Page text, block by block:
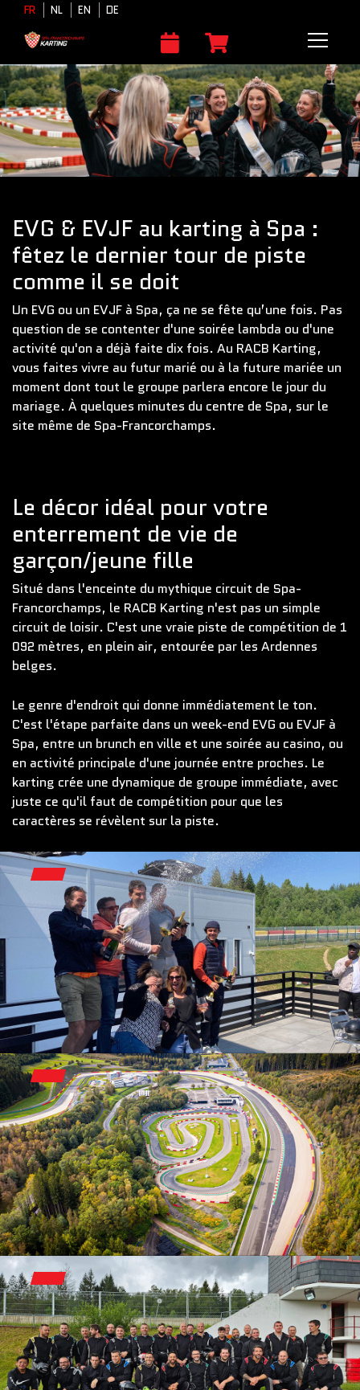
FR NL EN DE
EVG & EVJF au karting à Spa :
fêtez le dernier tour de piste
comme il se doit
Un EVG ou un EVJF à Spa, ça ne se fête qu’une fois. Pas
question de se contenter d'une soirée lambda ou d'une
activité qu'on a déjà faite dix fois. Au RACB Karting,
vous faites vivre au futur marié ou à la future mariée un
moment dont tout le groupe parlera encore le jour du
mariage. À quelques minutes du centre de Spa, sur le
site même de Spa-Francorchamps.
Le décor idéal pour votre
enterrement de vie de
garçon/jeune fille
Situé dans l'enceinte du mythique circuit de Spa-
Francorchamps, le RACB Karting n'est pas un simple
circuit de loisir. C'est une vraie piste de compétition de 1
092 mètres, en plein air, entourée par les Ardennes
belges.
Le genre d'endroit qui donne immédiatement le ton.
C'est l'étape parfaite dans un week-end EVG ou EVJF à
Spa, entre un brunch en ville et une soirée au casino, ou
en activité principale d'une journée entre proches. Le
karting crée une dynamique de groupe immédiate, avec
juste ce qu'il faut de compétition pour que les
caractères se révèlent sur la piste.